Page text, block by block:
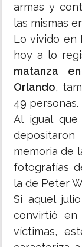
armas y
las mismas
Lo vivido en
hoy a lo
matanza
Orlando,
49 personas.
Al igual que
memoria de
fotografías
la de Peter
Si aquel
convirtió
víctimas,